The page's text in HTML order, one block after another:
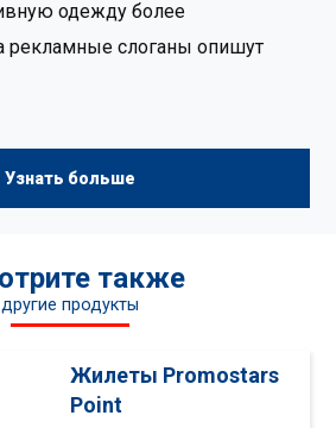
одежду более
рекламные слоганы опишут
Узнать больше
также
другие продукты
Жилеты Promostars
Point